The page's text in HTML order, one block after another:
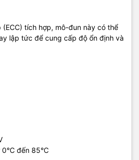
(ECC) tích hợp, mô-đun này có thể
lập tức để cung cấp độ ổn định và
đến 85°C